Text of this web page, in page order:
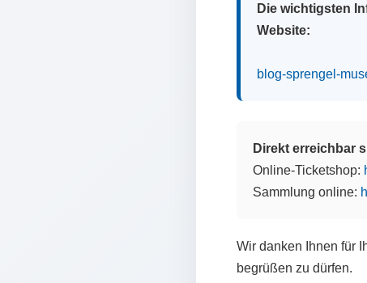
Die wichtigsten
Website:
blog-sprengel-
Direkt erreichbar
Online-Ticketshop:
Sammlung online:
Wir danken Ihnen für
begrüßen zu dürfen.